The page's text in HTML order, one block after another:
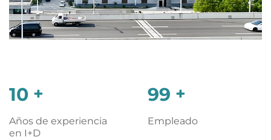
10 +
Años de experiencia
en I+D
100 +
Empleado